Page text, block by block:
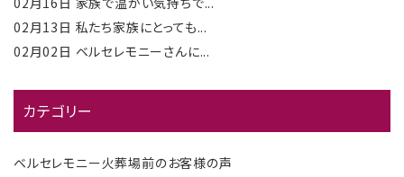
02月13日 私たち家族にとっても...
02月02日 ベルセレモニーさんに...
カテゴリー
ベルセレモニー火葬場前のお客様の声